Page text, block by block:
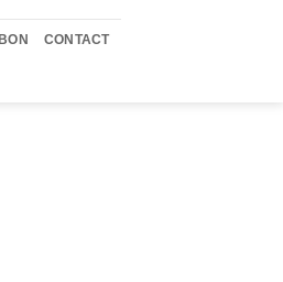
CONTACT